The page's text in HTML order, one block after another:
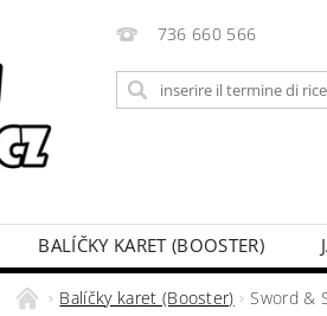
736 660 566
BALÍČKY KARET (BOOSTER)
PLECHOVÉ KRABIČKY
Balíčky karet (Booster) Sword &